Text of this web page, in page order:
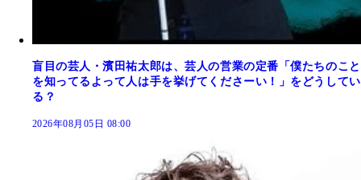
盲目の芸人・濱田祐太郎は、芸人の営業の定番「僕たちのこと
を知ってるよって人は手を挙げてくださーい！」をどうしてい
る？
2026年08月05日 08:00